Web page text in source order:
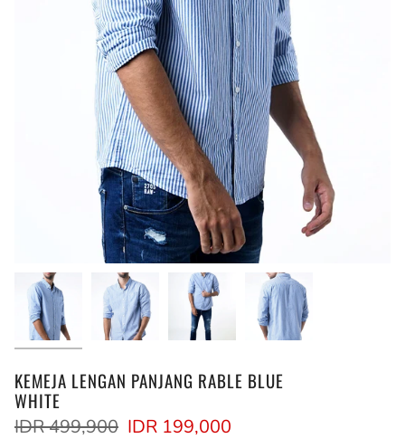
KEMEJA LENGAN PANJANG RABLE BLUE
WHITE
Regular
IDR 499,900 IDR 199,000